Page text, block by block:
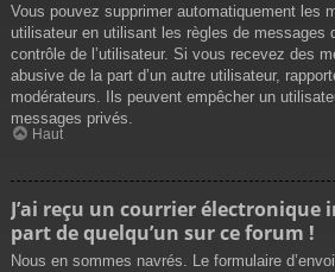
Vous pouvez supprimer automatiquement les
utilisateur en utilisant les règles de messages
contrôle de l’utilisateur. Si vous recevez des
abusive de la part d’un autre utilisateur,
modérateurs. Ils peuvent empêcher un
messages privés.
Haut
J’ai reçu un courrier électronique
part de quelqu’un sur ce forum !
Nous en sommes navrés. Le formulaire